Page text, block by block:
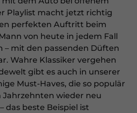
Playlist macht jetzt richtig
perfekten Auftritt beim
von heute in jedem Fall
– mit den passenden Düften
Wahre Klassiker vergehen
gibt es auch in unserer
Must-Haves, die so populär
Jahrzehnten wieder neu
das beste Beispiel ist